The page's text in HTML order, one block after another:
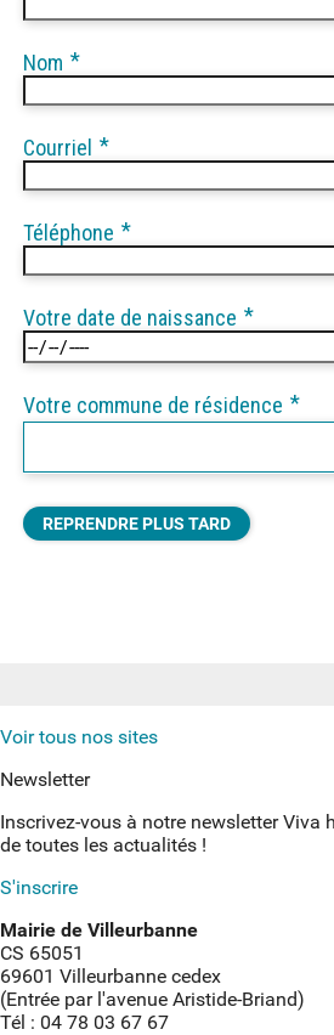
Nom *
Courriel *
Téléphone *
Votre date de naissance *
Votre commune de résidence *
REPRENDRE PLUS TARD
Voir tous nos sites
Newsletter
Inscrivez-vous à notre newsletter Viva
de toutes les actualités !
S'inscrire
Mairie de Villeurbanne
CS 65051
69601 Villeurbanne cedex
(Entrée par l'avenue Aristide-Briand)
Tél : 04 78 03 67 67